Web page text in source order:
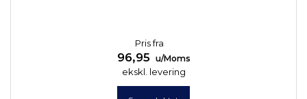
Pris fra
96,95 u/Moms
ekskl. levering